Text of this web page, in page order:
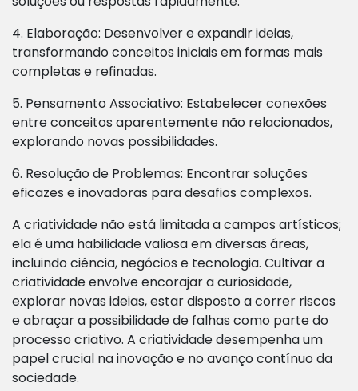
4. Elaboração: Desenvolver e expandir ideias,
transformando conceitos iniciais em formas mais
completas e refinadas.
5. Pensamento Associativo: Estabelecer conexões
entre conceitos aparentemente não relacionados,
explorando novas possibilidades.
6. Resolução de Problemas: Encontrar soluções
eficazes e inovadoras para desafios complexos.
A criatividade não está limitada a campos artísticos;
ela é uma habilidade valiosa em diversas áreas,
incluindo ciência, negócios e tecnologia. Cultivar a
criatividade envolve encorajar a curiosidade,
explorar novas ideias, estar disposto a correr riscos
e abraçar a possibilidade de falhas como parte do
processo criativo. A criatividade desempenha um
papel crucial na inovação e no avanço contínuo da
sociedade.